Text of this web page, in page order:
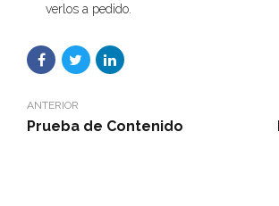
verlos a pedido.
ANTERIOR
Prueba de Contenido